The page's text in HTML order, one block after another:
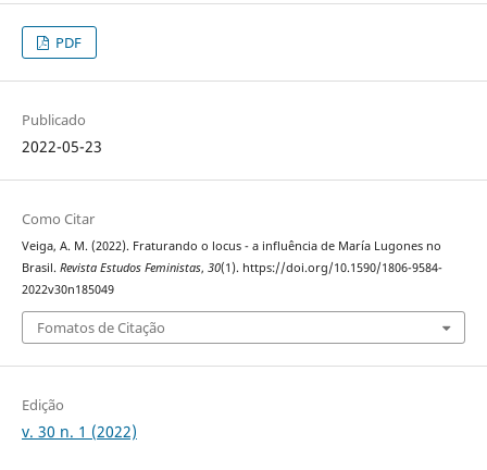
PDF
Publicado
2022-05-23
Como Citar
Veiga, A. M. (2022). Fraturando o locus - a influência de María Lugones no
Brasil. Revista Estudos Feministas, 30(1). https://doi.org/10.1590/1806-9584-
2022v30n185049
Fomatos de Citação
Edição
v. 30 n. 1 (2022)